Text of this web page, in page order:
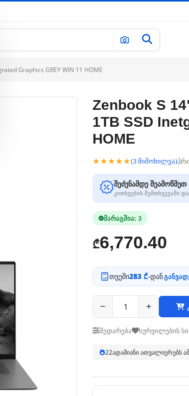
Graphics GREY WIN 11 HOME
Zenbook S
1TB SSD
HOME
★★★★★(3 მიმოხილვა)
შეძენამდე შეამოწმეთ
კითხვების შემთხვევაში
მარაგშია: 3
₾6,770.40
თვეში283 ₾-დან
− +
შედარება სურვილების
21ადამიანი ათვალიერებს